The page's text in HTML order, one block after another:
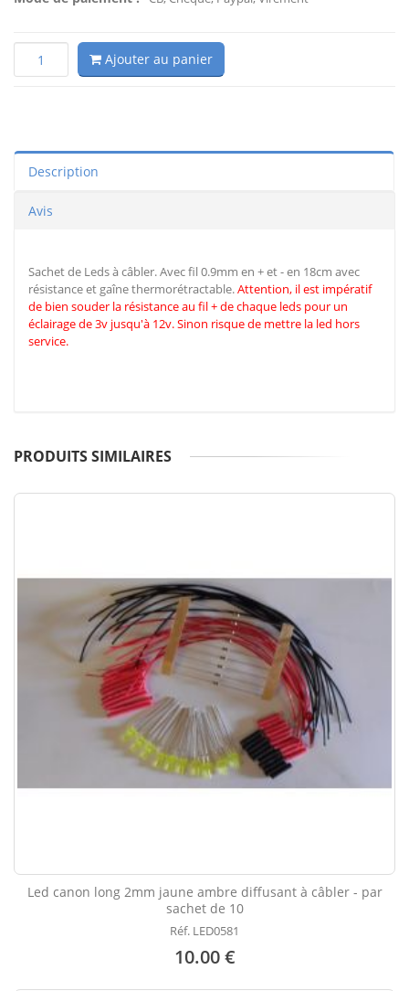
Ajouter au panier
Description
Avis
Sachet de Leds à câbler. Avec fil 0.9mm en + et - en 18cm avec
résistance et gaîne thermorétractable.Attention, il est impératif
de bien souder la résistance au fil + de chaque leds pour un
éclairage de 3v jusqu'à 12v. Sinon risque de mettre la led hors
service.
PRODUITS SIMILAIRES
Led canon long 2mm jaune ambre diffusant à câbler - par
sachet de 10
Réf. LED0581
10.00 €